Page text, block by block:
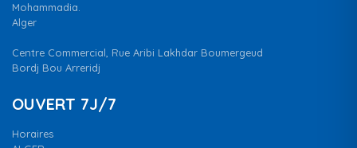
Mohammadia.
Alger
Centre Commercial, Rue Aribi Lakhdar Boumergeud
Bordj Bou Arreridj
OUVERT 7J/7
Horaires